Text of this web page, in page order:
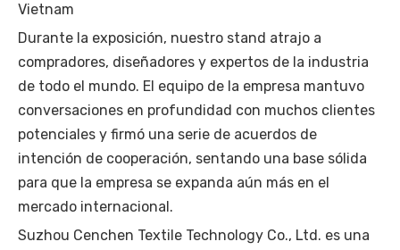
Vietnam
Durante la exposición, nuestro stand atrajo a
compradores, diseñadores y expertos de la industria
de todo el mundo. El equipo de la empresa mantuvo
conversaciones en profundidad con muchos clientes
potenciales y firmó una serie de acuerdos de
intención de cooperación, sentando una base sólida
para que la empresa se expanda aún más en el
mercado internacional.
Suzhou Cenchen Textile Technology Co., Ltd. es una